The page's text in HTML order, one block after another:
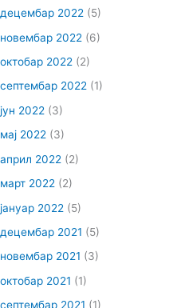
децембар 2022 (5)
новембар 2022 (6)
октобар 2022 (2)
септембар 2022 (1)
јун 2022 (3)
мај 2022 (3)
април 2022 (2)
март 2022 (2)
јануар 2022 (5)
децембар 2021 (5)
новембар 2021 (3)
октобар 2021 (1)
септембар 2021 (1)